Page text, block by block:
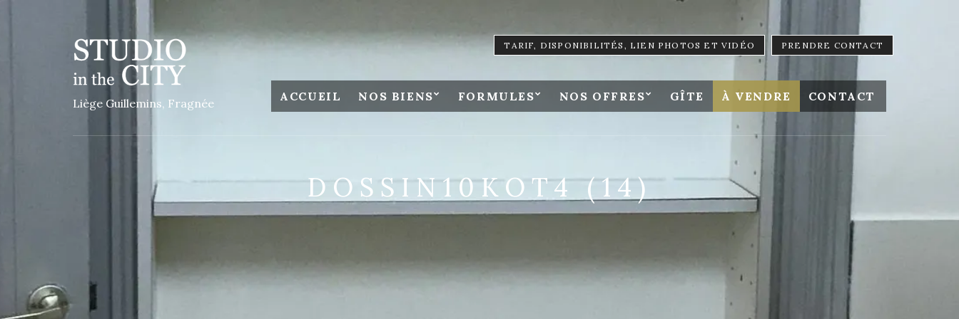
TARIF, DISPONIBILITÉS, LIEN PHOTOS ET VIDÉO PRENDRE CONTACT
Liège Guillemins, Fragnée ACCUEIL NOS BIENS FORMULES NOS OFFRES GÎTE À VENDRE CONTACT
DOSSIN10KOT4 (14)